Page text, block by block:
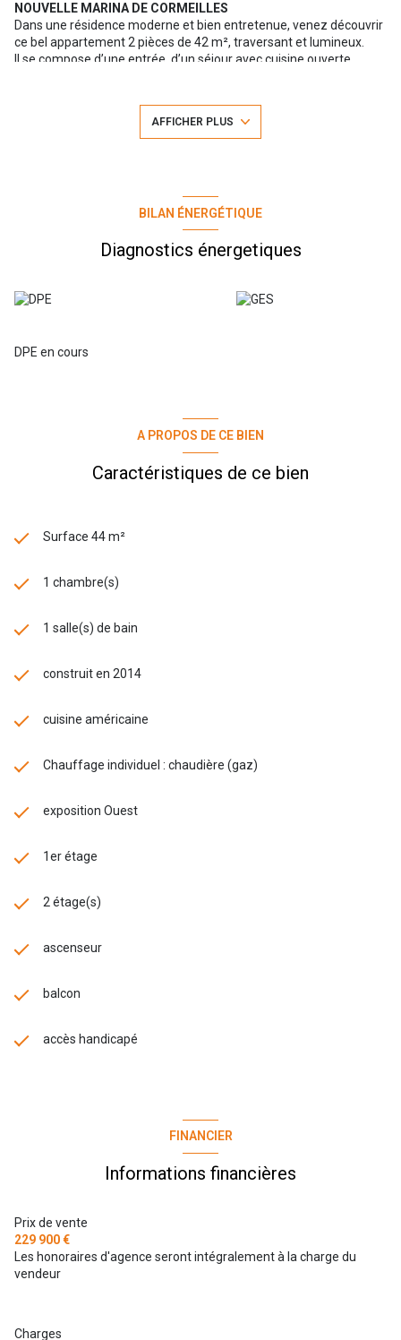
NOUVELLE MARINA DE CORMEILLES
Dans une résidence moderne et bien entretenue, venez découvrir
ce bel appartement 2 pièces de 42 m², traversant et lumineux.
Il se compose d’une entrée, d’un séjour avec cuisine ouverte
Côté nuit, vous trouverez une chambre avec placard et accès à un
second balcon, ainsi qu’une salle de bains avec WC.
AFFICHER PLUS
BILAN ÉNERGÉTIQUE
Diagnostics énergetiques
DPE en cours
A PROPOS DE CE BIEN
Caractéristiques de ce bien
Surface 44 m²
1 chambre(s)
1 salle(s) de bain
construit en 2014
cuisine américaine
Chauffage individuel : chaudière (gaz)
exposition Ouest
1er étage
2 étage(s)
ascenseur
balcon
accès handicapé
FINANCIER
Informations financières
Prix de vente
229 900 €
Les honoraires d'agence seront intégralement à la charge du
vendeur
Charges